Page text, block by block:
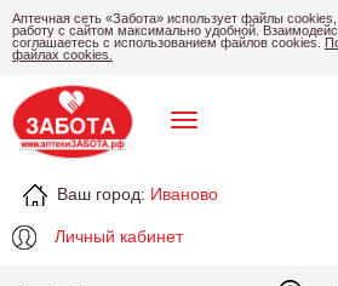
Аптечная сеть «Забота» использует файлы
работу с сайтом максимально удобной.
соглашаетесь с использованием файлов cookies.
файлах cookies.
Ваш город: Иваново
Личный кабинет